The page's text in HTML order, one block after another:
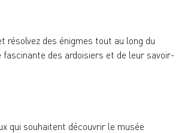
résolvez des énigmes tout au long du
des ardoisiers et de leur savoir-
qui souhaitent découvrir le musée